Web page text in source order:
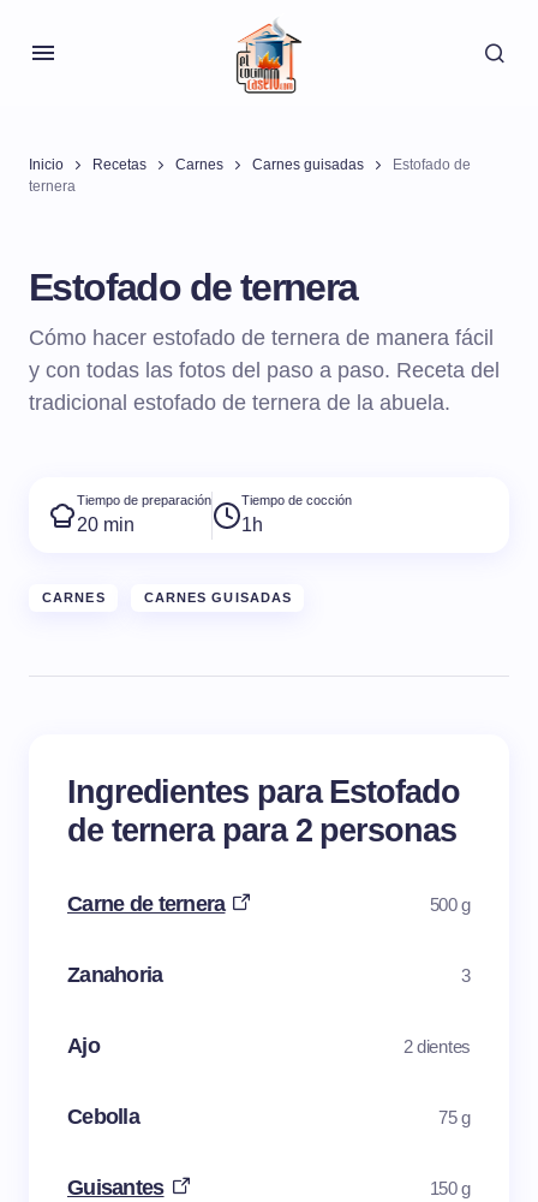
Inicio Recetas Carnes Carnes guisadas
Estofado de
ternera
Estofado de ternera
Cómo hacer estofado de ternera de manera fácil
y con todas las fotos del paso a paso. Receta del
tradicional estofado de ternera de la abuela.
Tiempo de preparación
20 min
Tiempo de cocción
1h
CARNES CARNES GUISADAS
Ingredientes para Estofado
de ternera para 2 personas
Carne de ternera 500 g
Zanahoria 3
Ajo 2 dientes
Cebolla 75 g
Guisantes 150 g